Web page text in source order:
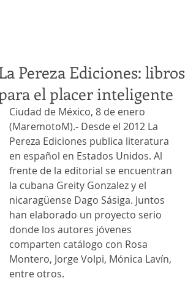
Pereza Ediciones: libros
el placer inteligente
Ciudad de México, 8 de enero
(MaremotoM).- Desde el 2012 La
Pereza Ediciones publica literatura
en español en Estados Unidos. Al
frente de la editorial se encuentran
la cubana Greity Gonzalez y el
nicaragüense Dago Sásiga. Juntos
han elaborado un proyecto serio
donde los autores jóvenes
comparten catálogo con Rosa
Montero, Jorge Volpi, Mónica Lavín,
entre otros.